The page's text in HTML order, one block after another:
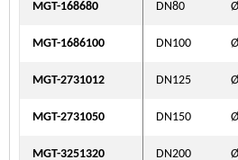
MGT-168680 DN80
MGT-1686100 DN100
MGT-2731012 DN125
MGT-2731050 DN150
MGT-3251320 DN200